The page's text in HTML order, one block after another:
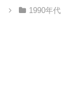
1990年代